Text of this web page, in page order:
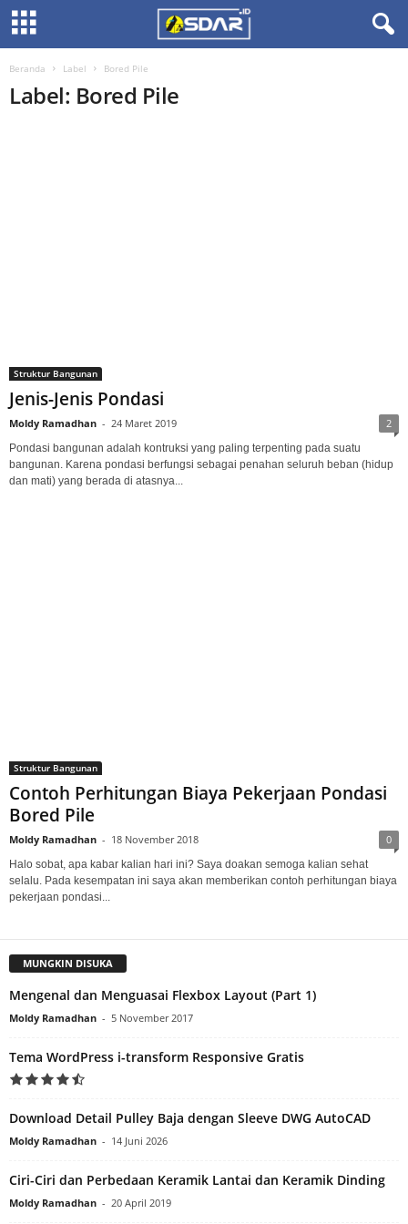
Beranda Label Bored Pile
Label: Bored Pile
Struktur Bangunan
Jenis-Jenis Pondasi
Moldy Ramadhan - 24 Maret 2019 2
Pondasi bangunan adalah kontruksi yang paling terpenting pada suatu
bangunan. Karena pondasi berfungsi sebagai penahan seluruh beban (hidup
dan mati) yang berada di atasnya...
Struktur Bangunan
Contoh Perhitungan Biaya Pekerjaan Pondasi
Bored Pile
Moldy Ramadhan - 18 November 2018 0
Halo sobat, apa kabar kalian hari ini? Saya doakan semoga kalian sehat
selalu. Pada kesempatan ini saya akan memberikan contoh perhitungan biaya
pekerjaan pondasi...
MUNGKIN DISUKA
Mengenal dan Menguasai Flexbox Layout (Part 1)
Moldy Ramadhan - 5 November 2017
Tema WordPress i-transform Responsive Gratis
Download Detail Pulley Baja dengan Sleeve DWG AutoCAD
Moldy Ramadhan - 14 Juni 2026
Ciri-Ciri dan Perbedaan Keramik Lantai dan Keramik Dinding
Moldy Ramadhan - 20 April 2019